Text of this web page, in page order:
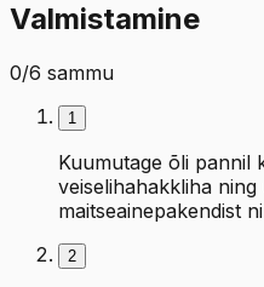
Valmistamine
0/6 sammu
1
Kuumutage õli pannil
veiselihahakkliha
maitseainepakendist
2